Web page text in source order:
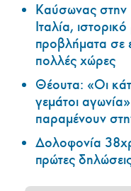
Καύσωνας στην
Ιταλία,
προβλήματα σε
πολλές χώρες
Θέουτα: «Οι
γεμάτοι
παραμένουν
Δολοφονία
πρώτες